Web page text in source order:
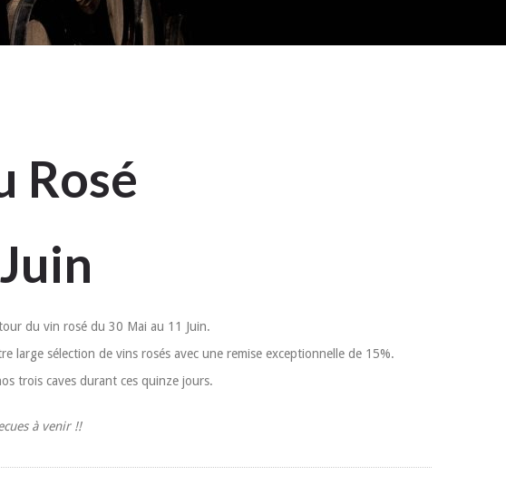
Rosé
du vin rosé du 30 Mai au 11 Juin.
sélection de vins rosés avec une remise exceptionnelle de 15%.
trois caves durant ces quinze jours.
à venir !!